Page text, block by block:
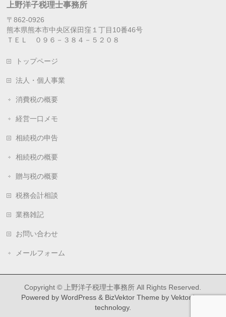
上野洋子税理士事務所
〒862-0926
熊本県熊本市中央区保田窪１丁目10番46号
ＴＥＬ ０９６－３８４－５２０８
トップページ
法人・個人事業
消費税の概要
経営一口メモ
相続税の申告
相続税の概要
贈与税の概要
税務会計相談
業務雑記
お問い合わせ
メールフォーム
Copyright © 上野洋子税理士事務所 All Rights Reserved.
Powered byWordPress & BizVektor Theme byVektor,Inc.
technology.